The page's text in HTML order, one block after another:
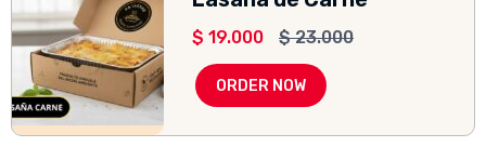
$ 19.000 $23.000
ORDER NOW